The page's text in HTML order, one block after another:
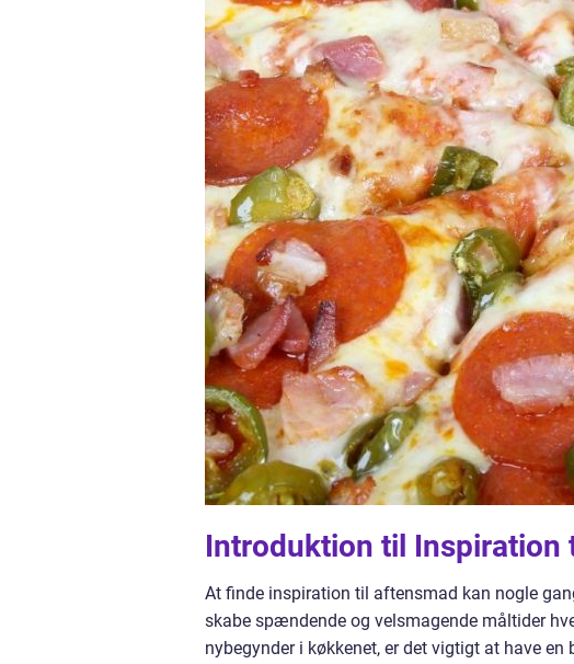
Introduktion til Inspiration
At finde inspiration til aftensmad kan nogle
skabe spændende og velsmagende måltider
nybegynder i køkkenet, er det vigtigt at have